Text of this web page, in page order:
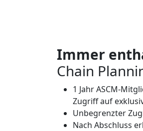
Immer
Chain
1 Jahr ASCM-
Zugriff auf
Unbegrenzter
Nach Abschluss